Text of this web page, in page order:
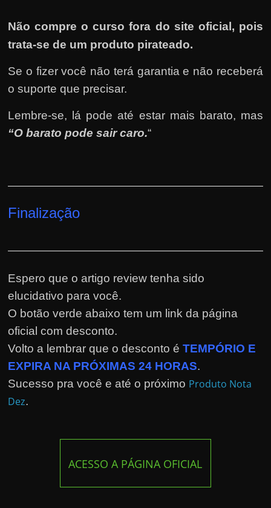
Não compre o curso fora do site oficial, pois
trata-se de um produto pirateado.
Se o fizer você não terá garantia e não receberá
o suporte que precisar.
Lembre-se, lá pode até estar mais barato, mas
“O barato pode sair caro.“
Finalização
Espero que o artigo review tenha sido
elucidativo para você.
O botão verde abaixo tem um link da página
oficial com desconto.
Volto a lembrar que o desconto éTEMPÓRIO E
EXPIRA NA PRÓXIMAS 24 HORAS.
Sucesso pra você e até o próximo Produto Nota
Dez.
ACESSO A PÁGINA OFICIAL